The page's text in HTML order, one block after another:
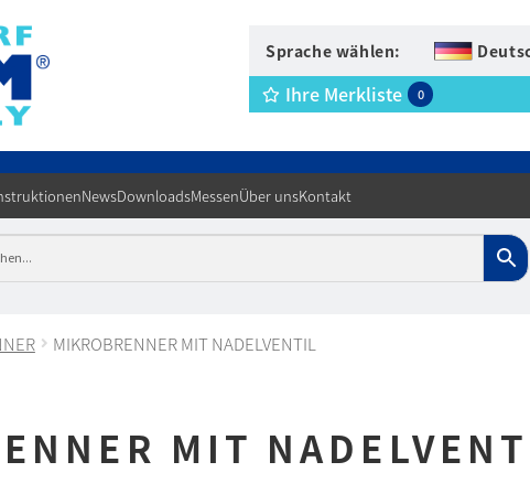
Sprache wählen:
Ihre Merkliste 0
NewsDownloadsMessenÜber unsKontakt
MIKROBRENNER MIT NADELVENTIL
MIT